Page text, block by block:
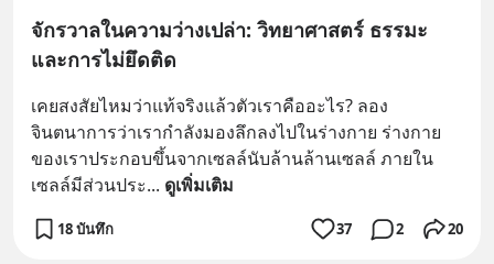
จักรวาลในความว่างเปล่า: วิทยาศาสตร์ ธรรมะ
และการไม่ยึดติด
เคยสงสัยไหมว่าแท้จริงแล้วตัวเราคืออะไร? ลอง
จินตนาการว่าเรากำลังมองลึกลงไปในร่างกาย ร่างกาย
ของเราประกอบขึ้นจากเซลล์นับล้านล้านเซลล์ ภายใน
เซลล์มีส่วนประ... ดูเพิ่มเติม
18 บันทึก 37 2 20